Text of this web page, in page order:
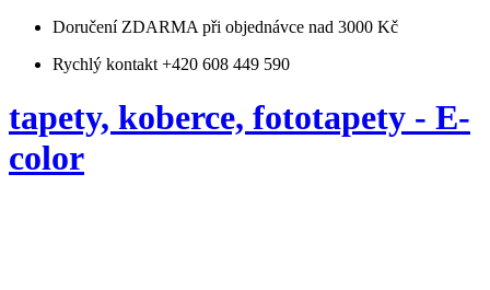
Doručení ZDARMA při objednávce nad 3000 Kč
Rychlý kontakt +420 608 449 590
tapety, koberce, fototapety - E-
color